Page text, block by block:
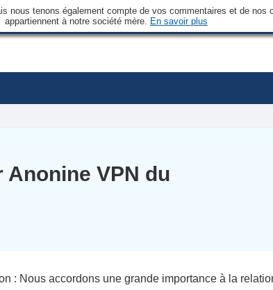
nous tenons également compte de vos commentaires et de
appartiennent à notre société mère. En savoir plus
VPN du
: Nous accordons une grande importance à la